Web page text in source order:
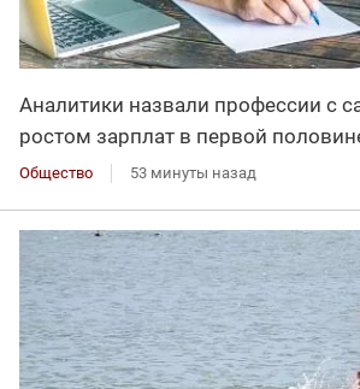
Аналитики назвали профессии с
ростом зарплат в первой
Общество 53 минуты назад